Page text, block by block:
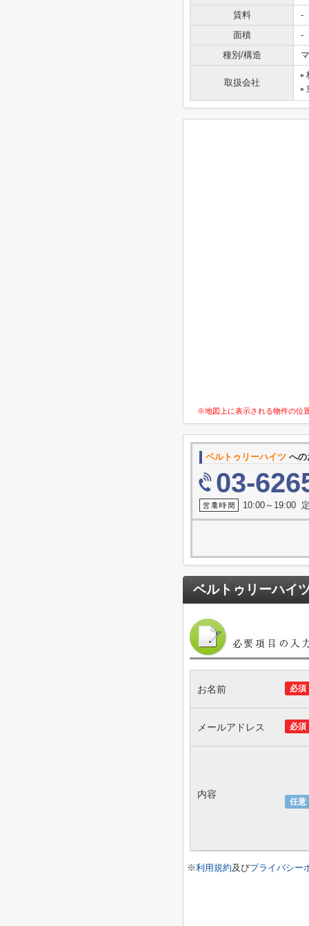
賃料
-
面積
-
種別/構造
取扱会社
※地図上に表示される物件の位
ベルトゥリーハイツ へ
03-
10:00～19:00
ベルトゥリーハイ
必須
お名前
必須
メールアドレス
任意
内容
※利用規約及びプライバシー